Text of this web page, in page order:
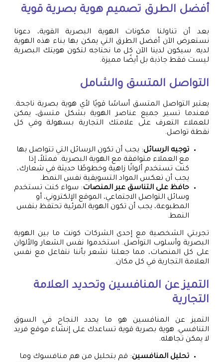
أفضل الطرق تصميم هوية بصرية قوية
بعد أن تناولنا مكونات الهوية البصرية القوية، دعونا
نستعرض الآن أفضل الطرق التي يمكن بها بناء هذه الهوية
لديه. سيكون لدينا الآن كل ما نحتاجه لتكون هويتك البصرية
ليست فقط جاذبة بل أيضًا مميزة.
التواصل المتسق والشامل
يعتبر التواصل المتسق أساسًا قويًا لأي هوية بصرية ناجحة.
فعندما تسير جميع عناصر الهوية بشكل متسق، يمكن
للعملاء التعرف على علامتك التجارية بسهولة وفي كل
نقطة تواصل.
توجيه الرسائل: يجب أن تكون الرسائل التي تتواصل بها
مع العملاء متوافقة مع الهوية البصرية. فمثلاً، إذا
كنت تستخدم ألوانًا زاهية وخطوطًا حديثة في شعارك،
يجب أن تعكس المواد التسويقية نفس النمط.
حافظ على التناسق عبر المنصات: سواء كنت تستخدم
وسائل التواصل الاجتماعي، الموقع الإلكتروني، أو
المطبوعة، يجب أن تكون الهوية المرئية تحتفظ بنفس
النمط.
تجربتي الشخصية مع إحدى الشركات كونت ما بين الهوية
البصرية وأسلوب التواصل. استخدموا نفس الشعار والألوان
على كل المنصات، مما جعلنا نشعر بأننا نتفاعل مع نفس
العلامة التجارية في كل مكان.
التميز عن المنافسين وتحديد العلامة
التجارية
التميز عن المنافسين هو ما يحدد النجاح في السوق
التنافسي. هوية بصرية قوية تساعدك على إنشاء موقع فريد
لا يمكن تجاهله.
تحليل المنافسين: قم بتحليل من هم منافسوك وما